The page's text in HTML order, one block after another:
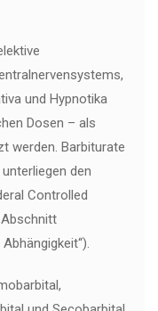
und Hypnotika
Dosen – als
werden. Barbiturate
den
Controlled